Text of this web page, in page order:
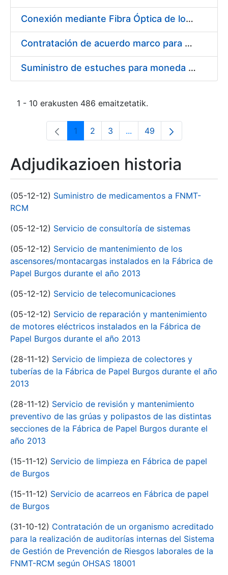
Conexión mediante Fibra Óptica de los Centros de Proceso de Datos (CPDs) de las sedes de la FNMT-RCM de Burgos y Madrid
Contratación de acuerdo marco para el Suministro de Material de Electricidad para la Fábrica Nacional de Moneda y Timbre-Real Casa de la Moneda en su centro de trabajo de Burgos
Suministro de estuches para moneda de 30 €
1 - 10 erakusten 486 emaitzetatik.
Orrialdea
1 Orrialdea
2 Orrialdea
3 ...Intermediate Pages Use
Orrialdea
49
Adjudikazioen historia
(05-12-12) Suministro de medicamentos a FNMT-
RCM
(05-12-12) Servicio de consultoría de sistemas
(05-12-12) Servicio de mantenimiento de los
ascensores/montacargas instalados en la Fábrica de
Papel Burgos durante el año 2013
(05-12-12) Servicio de telecomunicaciones
(05-12-12) Servicio de reparación y mantenimiento
de motores eléctricos instalados en la Fábrica de
Papel Burgos durante el año 2013
(28-11-12) Servicio de limpieza de colectores y
tuberías de la Fábrica de Papel Burgos durante el año
2013
(28-11-12) Servicio de revisión y mantenimiento
preventivo de las grúas y polipastos de las distintas
secciones de la Fábrica de Papel Burgos durante el
año 2013
(15-11-12) Servicio de limpieza en Fábrica de papel
de Burgos
(15-11-12) Servicio de acarreos en Fábrica de papel
de Burgos
(31-10-12) Contratación de un organismo acreditado
para la realización de auditorías internas del Sistema
de Gestión de Prevención de Riesgos laborales de la
FNMT-RCM según OHSAS 18001